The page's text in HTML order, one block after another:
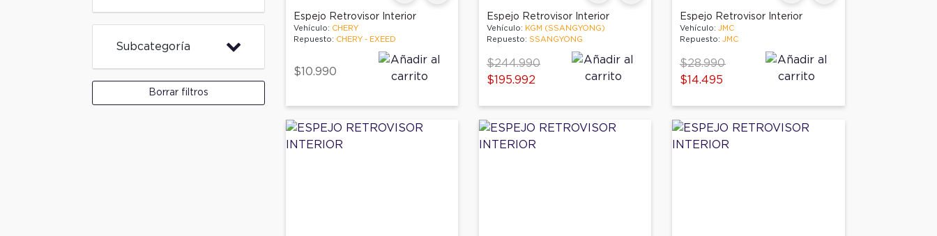
Subcategoría
Borrar filtros
Espejo Retrovisor Interior
Vehículo: CHERY
Repuesto: CHERY - EXEED
$10.990
Espejo Retrovisor Interior
Vehículo: KGM (SSANGYONG)
Repuesto: SSANGYONG
Price reduced from
$244.990to
$195.992
Espejo Retrovisor Interior
Vehículo:JMC
Repuesto:JMC
Price reduced from
$28.990to
$14.495